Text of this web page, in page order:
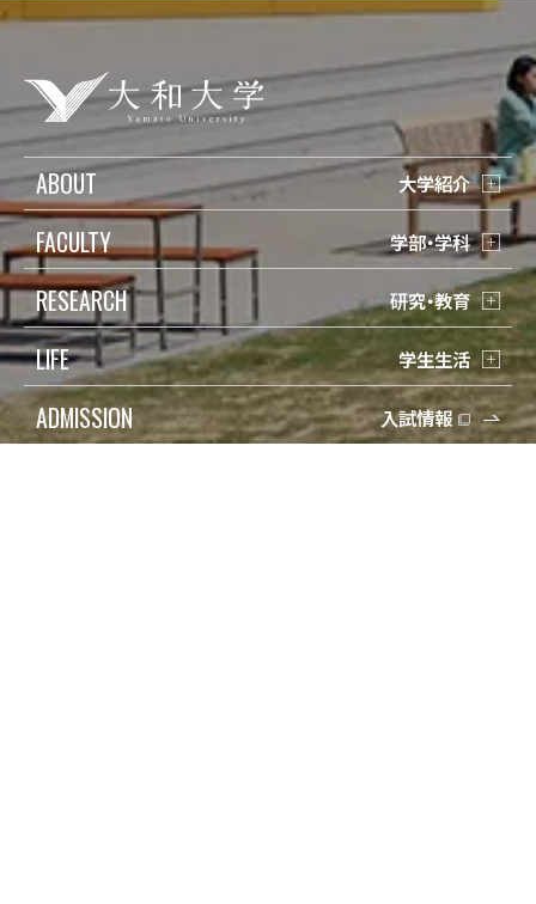
ABOUT 大学紹介
FACULTY 学部・学科
RESEARCH 研究・教育
LIFE 学生生活
ADMISSION 入試情報